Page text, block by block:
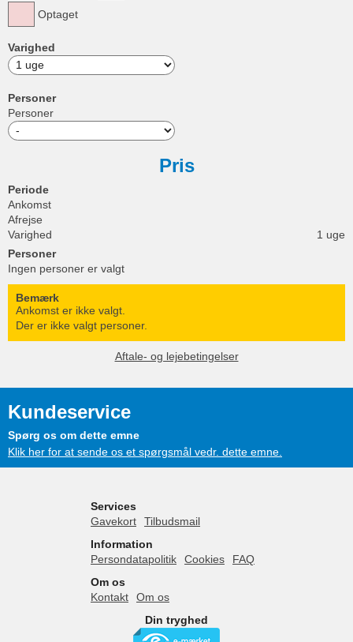
Optaget
Varighed
Personer
Personer
Pris
Periode
Ankomst
Afrejse
Varighed
1 uge
Personer
Ingen personer er valgt
Bemærk
Ankomst er ikke valgt.
Der er ikke valgt personer.
Aftale- og lejebetingelser
Kundeservice
Spørg os om dette emne
Klik her for at sende os et spørgsmål vedr. dette emne.
Services
Gavekort
Tilbudsmail
Information
Persondatapolitik
Cookies
FAQ
Om os
Kontakt
Om os
Din tryghed